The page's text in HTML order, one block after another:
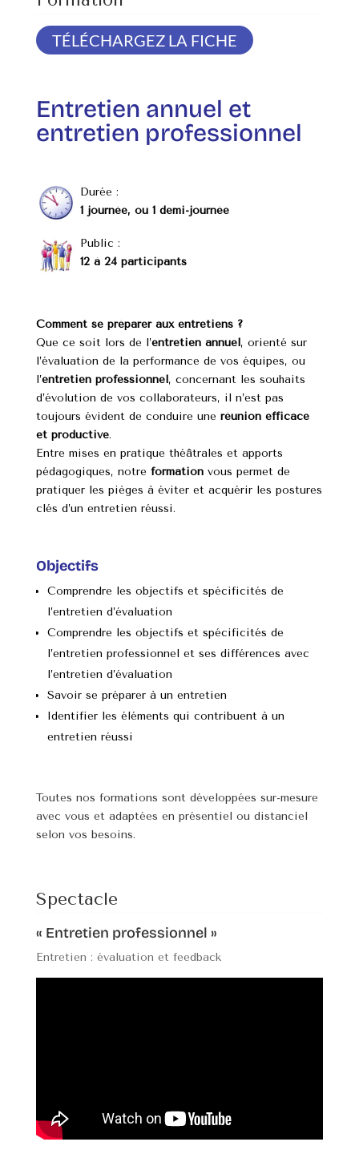
TÉLÉCHARGEZ LA FICHE
Entretien annuel et
entretien professionnel
Durée :
1 journée, ou 1 demi-journée
Public :
12 à 24 participants
Comment se préparer aux entretiens ?
Que ce soit lors de l’entretien annuel, orienté sur
l’évaluation de la performance de vos équipes, ou
l’entretien professionnel, concernant les souhaits
d’évolution de vos collaborateurs, il n’est pas
toujours évident de conduire une réunion efficace
et productive.
Entre mises en pratique théâtrales et apports
pédagogiques, notre formationvous permet de
pratiquer les pièges à éviter et acquérir les postures
clés d’un entretien réussi.
Objectifs
Comprendre les objectifs et spécificités de
l’entretien d’évaluation
Comprendre les objectifs et spécificités de
l’entretien professionnel et ses différences avec
l’entretien d’évaluation
Savoir se préparer à un entretien
Identifier les éléments qui contribuent à un
entretien réussi
Toutes nos formations sont développées sur-mesure
avec vous et adaptées en présentiel ou distanciel
selon vos besoins.
« Entretien professionnel »
Entretien : évaluation et feedback